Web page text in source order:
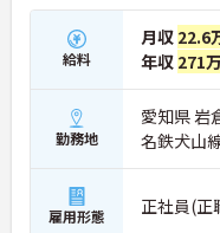
給料
月収 22.6
年収 271
勤務地
愛知県 岩
名鉄犬山
雇用形態 正社員(正